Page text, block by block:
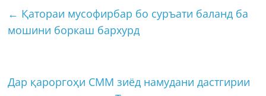
← Қатораи мусофирбар бо суръати баланд ба
мошини боркаш бархурд
Дар қароргоҳи СММ зиёд намудани дастгирии